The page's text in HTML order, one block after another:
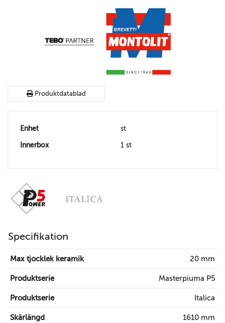
Produktdatablad
Enhet st
Innerbox 1 st
Specifikation
Max tjocklek keramik 20 mm
Produktserie Masterpiuma P5
Produktserie Italica
Skärlängd 1610 mm